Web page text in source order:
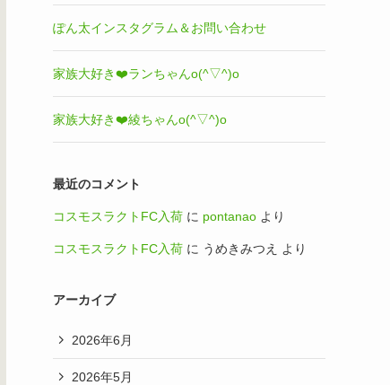
ぽん太インスタグラム＆お問い合わせ
家族大好き❤️ランちゃんo(^▽^)o
家族大好き❤️綾ちゃんo(^▽^)o
最近のコメント
コスモスラクトFC入荷 に pontanao より
コスモスラクトFC入荷 に うめきみつえ より
アーカイブ
2026年6月
2026年5月